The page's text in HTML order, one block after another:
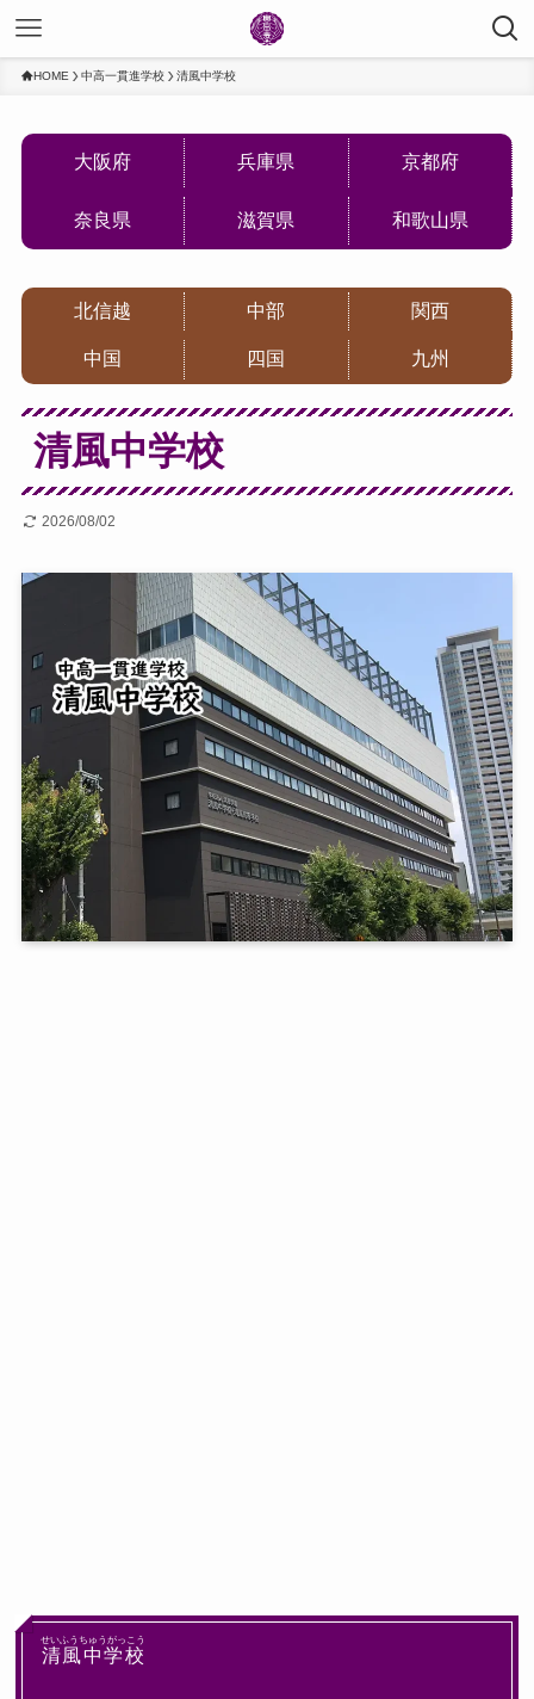
HOME 中高一貫進学校 清風中学校
大阪府 兵庫県 京都府
奈良県 滋賀県 和歌山県
北信越 中部 関西
中国 四国 九州
清風中学校
2026/08/02
清風中学校
せいふうちゅうがっこう